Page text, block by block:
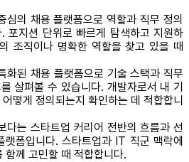
심의 채용 플랫폼으로 역할과 직무 정의
포지션 단위로 빠르게 탐색하고 지원하
조직이나 명확한 역할을 찾고 있을 때
화된 채용 플랫폼으로 기술 스택과 직무
살펴볼 수 있습니다. 개발자로서 내 기
떻게 정의되는지 확인하는 데 적합합니
다는 스타트업 커리어 전반의 흐름과 선
랫폼입니다. 스타트업과 IT 직군 맥락에
함께 고민할 때 적합합니다.